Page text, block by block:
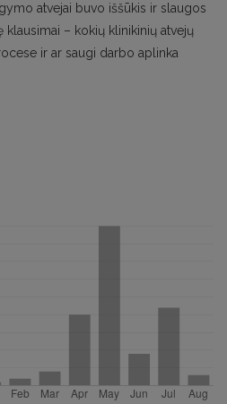
atvejai buvo iššūkis ir slaugos
klausimai – kokių klinikinių atvejų
ir ar saugi darbo aplinka